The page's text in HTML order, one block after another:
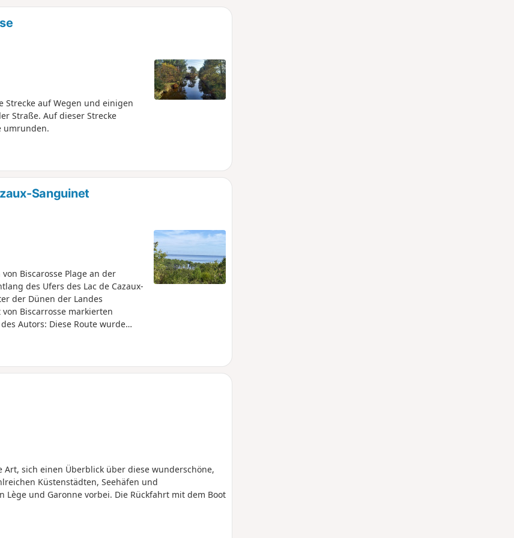
Strecke auf Wegen und einigen
Straße. Auf dieser Strecke
umrunden.
Sanguinet
Biscarosse Plage an der
des Ufers des Lac de Cazaux-
der Dünen der Landes
Biscarrosse markierten
Autors: Diese Route wurde
und den Folgen der
sich einen Überblick über diese wunderschöne,
Küstenstädten, Seehäfen und
und Garonne vorbei. Die Rückfahrt mit dem Boot